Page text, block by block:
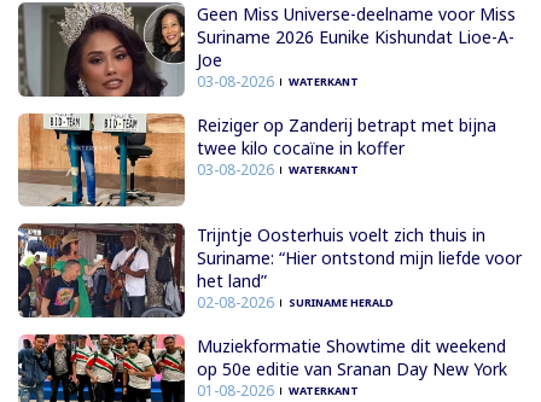
Geen Miss Universe-deelname voor Miss
Suriname 2026 Eunike Kishundat Lioe-A-
Joe
03-08-2026 WATERKANT
Reiziger op Zanderij betrapt met bijna
twee kilo cocaïne in koffer
03-08-2026 WATERKANT
Trijntje Oosterhuis voelt zich thuis in
Suriname: “Hier ontstond mijn liefde voor
het land”
02-08-2026 SURINAME HERALD
Muziekformatie Showtime dit weekend
op 50e editie van Sranan Day New York
01-08-2026 WATERKANT